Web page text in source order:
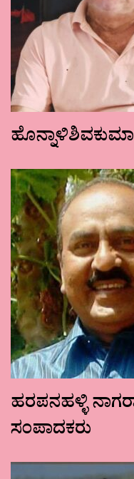
ಹರಪನಹಳ್ಳಿ
ಸಂಪಾದಕರು